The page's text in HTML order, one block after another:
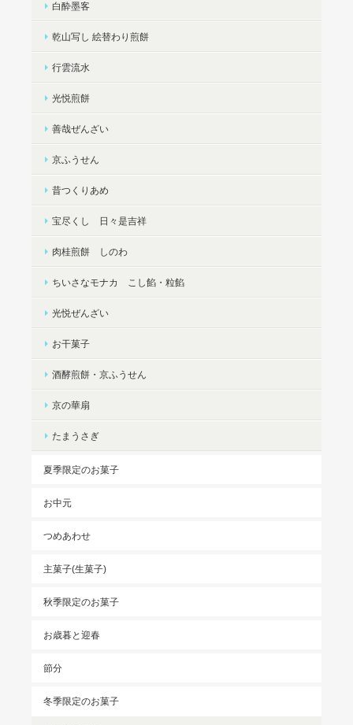
白酔墨客
乾山写し 絵替わり煎餅
行雲流水
光悦煎餅
善哉ぜんざい
京ふうせん
昔つくりあめ
宝尽くし 日々是吉祥
肉桂煎餅 しのわ
ちいさなモナカ こし餡・粒餡
光悦ぜんざい
お干菓子
酒酵煎餅・京ふうせん
京の華扇
たまうさぎ
夏季限定のお菓子
お中元
つめあわせ
主菓子(生菓子)
秋季限定のお菓子
お歳暮と迎春
節分
冬季限定のお菓子